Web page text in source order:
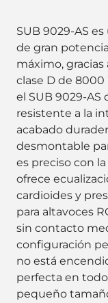
SUB 9029-AS
de gran
máximo,
clase D de 8000
el SUB 9029-
resistente a la
acabado
desmontable
es preciso con
ofrece
cardioides y
para altavoces
sin contacto
configuración
no está
perfecta en
pequeño